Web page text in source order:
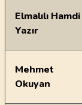
Elmalılı Hamdi
Yazır
Mehmet
Okuyan